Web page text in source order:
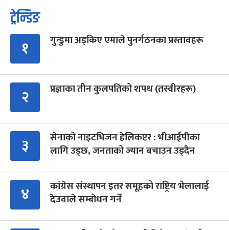
ट्रेन्डिङ
१ गुन्डुमा अड्किए एमाले पुनर्गठनका प्रस्तावहरू
२ प्रज्ञाका तीन कुलपतिको शपथ (तस्वीरहरू)
३
सेनाको नाइटभिजन हेलिकप्टर : भीआईपीका
लागि उड्छ, जनताको ज्यान बचाउन उड्दैन
४
कांग्रेस संस्थापन इतर समूहको राष्ट्रिय भेलालाई
देउवाले सम्बोधन गर्ने